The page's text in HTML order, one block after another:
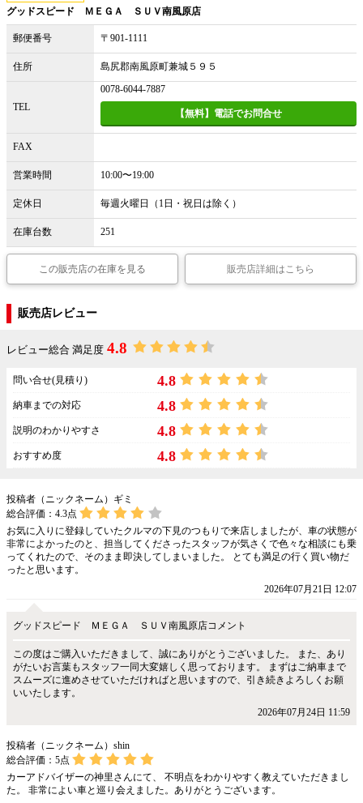
グッドスピード ＭＥＧＡ ＳＵＶ南風原店
郵便番号 〒901-1111
住所 島尻郡南風原町兼城５９５
TEL
0078-6044-7887
【無料】電話でお問合せ
FAX
営業時間 10:00〜19:00
定休日 毎週火曜日（1日・祝日は除く）
在庫台数 251
この販売店の在庫を見る 販売店詳細はこちら
販売店レビュー
レビュー総合 満足度 4.8
問い合せ(見積り) 4.8
納車までの対応 4.8
説明のわかりやすさ 4.8
おすすめ度 4.8
投稿者（ニックネーム）ギミ
総合評価： 4.3点
お気に入りに登録していたクルマの下見のつもりで来店しましたが、車の状態が
非常によかったのと、担当してくださったスタッフが気さくで色々な相談にも乗
ってくれたので、そのまま即決してしまいました。 とても満足の行く買い物だ
ったと思います。
2026年07月21日 12:07
グッドスピード ＭＥＧＡ ＳＵＶ南風原店コメント
この度はご購入いただきまして、誠にありがとうございました。 また、あり
がたいお言葉もスタッフ一同大変嬉しく思っております。 まずはご納車まで
スムーズに進めさせていただければと思いますので、引き続きよろしくお願
いいたします。
2026年07月24日 11:59
投稿者（ニックネーム）shin
総合評価： 5点
カーアドバイザーの神里さんにて、 不明点をわかりやすく教えていただきまし
た。 非常によい車と巡り会えました。ありがとうございます。